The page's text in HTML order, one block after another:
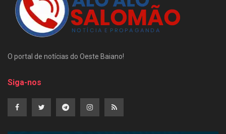
O portal de notícias do Oeste Baiano!
Siga-nos